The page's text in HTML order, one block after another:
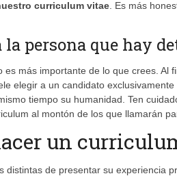
curriculum vitae . Es más
la persona que hay
es más importante de lo que crees. Al
elegir a un candidato
tiempo su humanidad. Ten
al montón de los que llamarán
un
distintas de presentar su experiencia